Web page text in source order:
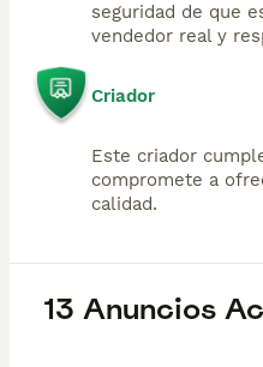
seguridad de que
vendedor real y
Criador
Este criador
compromete a
calidad.
13 Anuncios